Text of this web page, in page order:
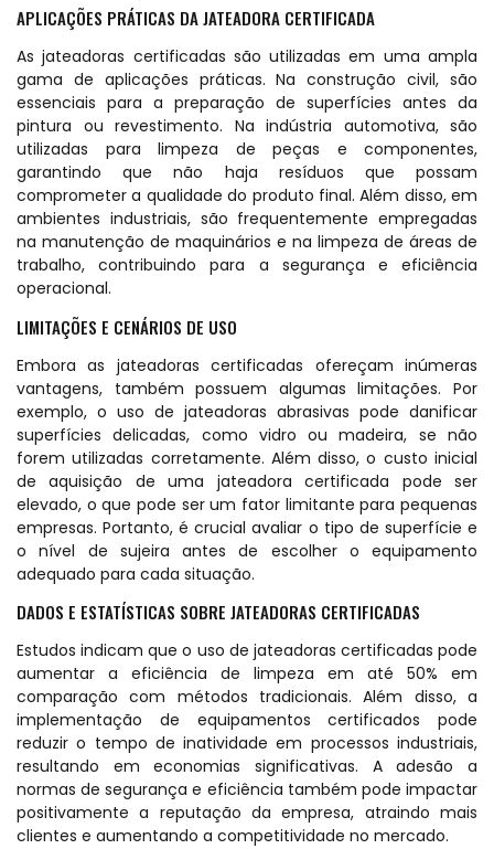
APLICAÇÕES PRÁTICAS DA JATEADORA CERTIFICADA
As jateadoras certificadas são utilizadas em uma ampla
gama de aplicações práticas. Na construção civil, são
essenciais para a preparação de superfícies antes da
pintura ou revestimento. Na indústria automotiva, são
utilizadas para limpeza de peças e componentes,
garantindo que não haja resíduos que possam
comprometer a qualidade do produto final. Além disso, em
ambientes industriais, são frequentemente empregadas
na manutenção de maquinários e na limpeza de áreas de
trabalho, contribuindo para a segurança e eficiência
operacional.
LIMITAÇÕES E CENÁRIOS DE USO
Embora as jateadoras certificadas ofereçam inúmeras
vantagens, também possuem algumas limitações. Por
exemplo, o uso de jateadoras abrasivas pode danificar
superfícies delicadas, como vidro ou madeira, se não
forem utilizadas corretamente. Além disso, o custo inicial
de aquisição de uma jateadora certificada pode ser
elevado, o que pode ser um fator limitante para pequenas
empresas. Portanto, é crucial avaliar o tipo de superfície e
o nível de sujeira antes de escolher o equipamento
adequado para cada situação.
DADOS E ESTATÍSTICAS SOBRE JATEADORAS CERTIFICADAS
Estudos indicam que o uso de jateadoras certificadas pode
aumentar a eficiência de limpeza em até 50% em
comparação com métodos tradicionais. Além disso, a
implementação de equipamentos certificados pode
reduzir o tempo de inatividade em processos industriais,
resultando em economias significativas. A adesão a
normas de segurança e eficiência também pode impactar
positivamente a reputação da empresa, atraindo mais
clientes e aumentando a competitividade no mercado.